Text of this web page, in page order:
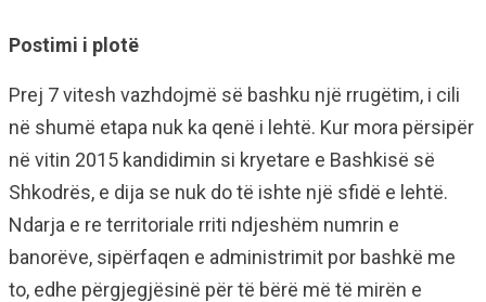
Postimi i plotë
Prej 7 vitesh vazhdojmë së bashku një rrugëtim, i cili
në shumë etapa nuk ka qenë i lehtë. Kur mora përsipër
në vitin 2015 kandidimin si kryetare e Bashkisë së
Shkodrës, e dija se nuk do të ishte një sfidë e lehtë.
Ndarja e re territoriale rriti ndjeshëm numrin e
banorëve, sipërfaqen e administrimit por bashkë me
to, edhe përgjegjësinë për të bërë më të mirën e